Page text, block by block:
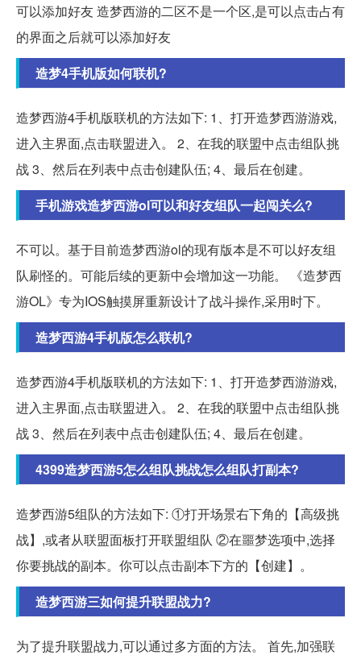
可以添加好友 造梦西游的二区不是一个区,是可以点击占有
的界面之后就可以添加好友
造梦4手机版如何联机?
造梦西游4手机版联机的方法如下: 1、打开造梦西游游戏,
进入主界面,点击联盟进入。 2、在我的联盟中点击组队挑
战 3、然后在列表中点击创建队伍; 4、最后在创建。
手机游戏造梦西游ol可以和好友组队一起闯关么?
不可以。基于目前造梦西游ol的现有版本是不可以好友组
队刷怪的。可能后续的更新中会增加这一功能。 《造梦西
游OL》专为IOS触摸屏重新设计了战斗操作,采用时下。
造梦西游4手机版怎么联机?
造梦西游4手机版联机的方法如下: 1、打开造梦西游游戏,
进入主界面,点击联盟进入。 2、在我的联盟中点击组队挑
战 3、然后在列表中点击创建队伍; 4、最后在创建。
4399造梦西游5怎么组队挑战怎么组队打副本?
造梦西游5组队的方法如下: ①打开场景右下角的【高级挑
战】,或者从联盟面板打开联盟组队 ②在噩梦选项中,选择
你要挑战的副本。你可以点击副本下方的【创建】。
造梦西游三如何提升联盟战力?
为了提升联盟战力,可以通过多方面的方法。 首先,加强联